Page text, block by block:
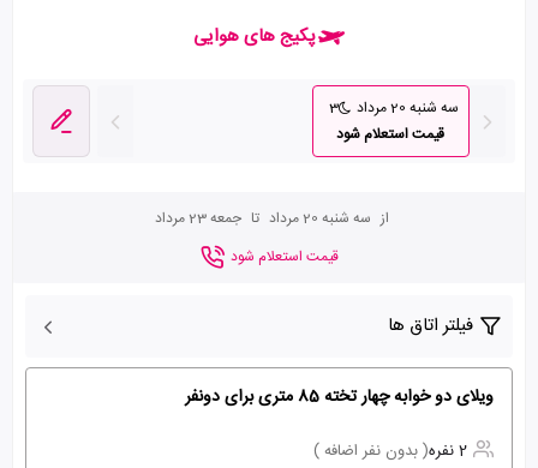
پکیج های هوایی
سه شنبه 20 مرداد
3
قیمت استعلام شود
از سه شنبه 20 مرداد تا جمعه 23 مرداد
قیمت استعلام شود
فیلتر اتاق ها
ویلای دو خوابه چهار تخته 85 متری برای دونفر
2 نفره
( بدون نفر اضافه )